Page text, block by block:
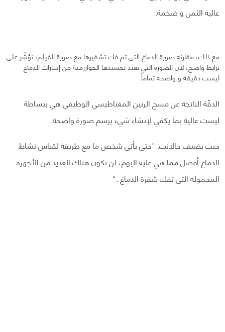
غالية الثمن و ضخمة.
مع ذلك، مقارنة صورة الدماغ التي تم فك تشفيرها مع صورة الفيلم، تؤشّر على
ترابط واضح، لأن الصورة التي تعيد تجسيدها الخوارزمية من إشارات الدماغ
ليست دقيقة و واضحة تماماً.
الدقّة الناتجة عن مسح الرنين المغناطيسي الوظيفي هي ببساطة
ليست عالية بما يكفي لإنشاء شيء يرسم صورة واضحة.
حيث يضيف جالانت: "حتى يأتي شخص ما مع طريقة لقياس نشاط
الدماغ أفضل مما هي عليه اليوم، لن تكون هناك العديد من الأجهزة
المحمولة التي تفك شفرة الدماغ ."